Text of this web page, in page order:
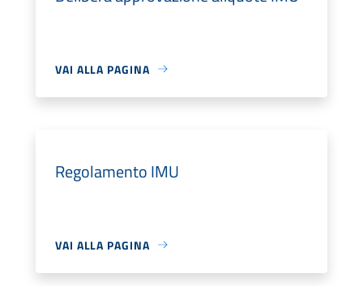
VAI ALLA PAGINA
Regolamento IMU
VAI ALLA PAGINA